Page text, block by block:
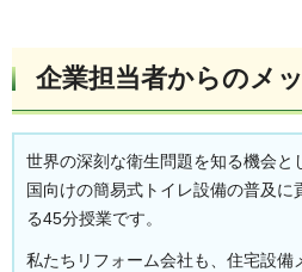
企業担当者からのメ
世界の深刻な衛生問題を知る機会と
国向けの簡易式トイレ設備の普及に
る45分授業です。
私たちリフォーム会社も、住宅設備